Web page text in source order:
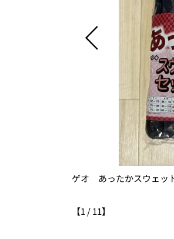
ゲオ あったかスウェッ
【1 /11】